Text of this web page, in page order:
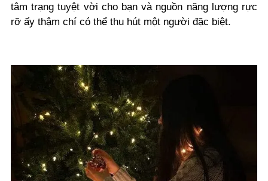
tâm trạng tuyệt vời cho bạn và nguồn năng lượng rực
rỡ ấy thậm chí có thể thu hút một người đặc biệt.